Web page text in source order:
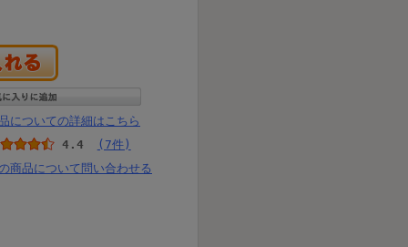
についての詳細はこちら
4.4
(7件)
商品について問い合わせる